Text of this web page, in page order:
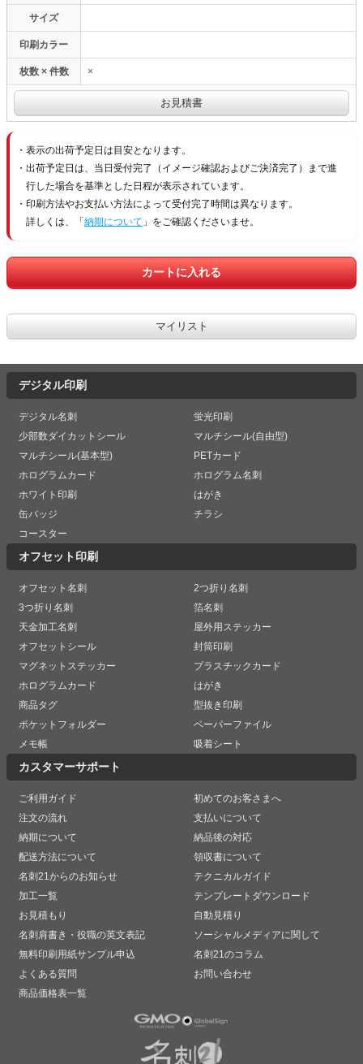
サイズ
印刷カラー
枚数 × 件数 ×
表示の出荷予定日は目安となります。
出荷予定日は、当日受付完了（イメージ確認およびご決済完了）まで進
行した場合を基準とした日程が表示されています。
印刷方法やお支払い方法によって受付完了時間は異なります。
詳しくは、「 納期について 」をご確認くださいませ。
デジタル印刷
デジタル名刺
蛍光印刷
少部数ダイカットシール
マルチシール(自由型)
マルチシール(基本型)
PETカード
ホログラムカード
ホログラム名刺
ホワイト印刷
はがき
缶バッジ
チラシ
コースター
オフセット印刷
オフセット名刺
2つ折り名刺
3つ折り名刺
箔名刺
天金加工名刺
屋外用ステッカー
オフセットシール
封筒印刷
マグネットステッカー
プラスチックカード
ホログラムカード
はがき
商品タグ
型抜き印刷
ポケットフォルダー
ペーパーファイル
メモ帳
吸着シート
カスタマーサポート
ご利用ガイド
初めてのお客さまへ
注文の流れ
支払いについて
納期について
納品後の対応
配送方法について
領収書について
名刺21からのお知らせ
テクニカルガイド
加工一覧
テンプレートダウンロード
お見積もり
自動見積り
名刺肩書き・役職の英文表記
ソーシャルメディアに関して
無料印刷用紙サンプル申込
名刺21のコラム
よくある質問
お問い合わせ
商品価格表一覧